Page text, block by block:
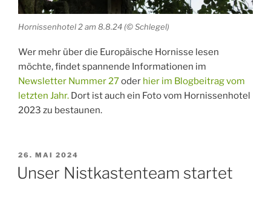
Hornissenhotel 2 am 8.8.24 (© Schlegel)
Wer mehr über die Europäische Hornisse lesen
möchte, findet spannende Informationen im
Newsletter Nummer 27oder hier im Blogbeitrag vom
letzten Jahr. Dort ist auch ein Foto vom Hornissenhotel
2023 zu bestaunen.
VERÖFFENTLICHT
AM
26. MAI 2024
Unser Nistkastenteam startet